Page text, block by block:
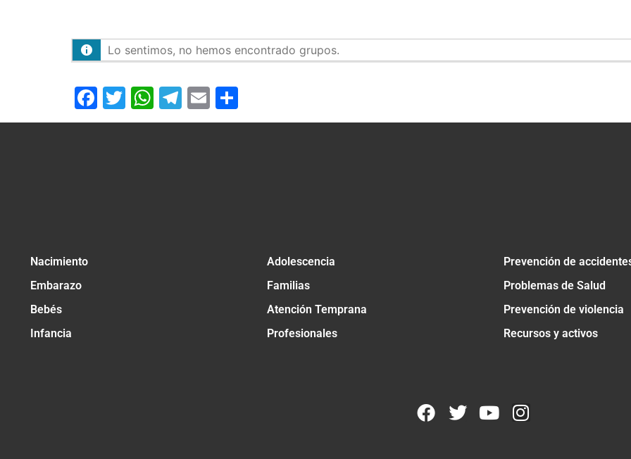
Lo sentimos, no hemos encontrado grupos.
Facebook
Twitter
WhatsApp
Telegram
Email
Nacimiento
Embarazo
Bebés
Infancia
Adolescencia
Familias
Atención Temprana
Profesionales
Prevención de
Problemas de Salud
Prevención de violencia
Recursos y activos